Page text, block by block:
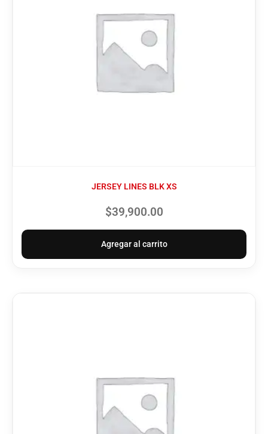
JERSEY LINES BLK XS
$39,900.00
Agregar al carrito